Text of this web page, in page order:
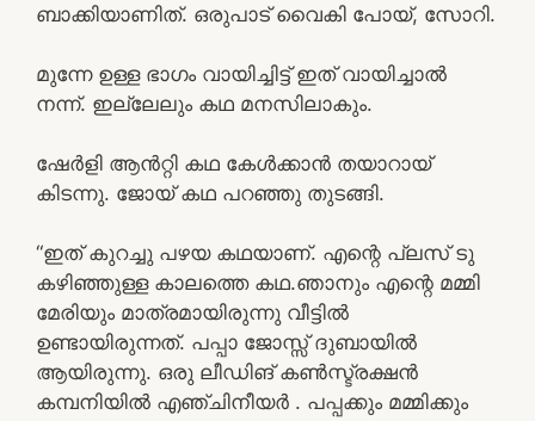
ബാക്കിയാണിത്. ഒരുപാട് വൈകി പോയ്, സോറി.
മുന്നേ ഉള്ള ഭാഗം വായിച്ചിട്ട് ഇത് വായിച്ചാൽ
നന്ന്. ഇല്ലേലും കഥ മനസിലാകും.
ഷേർളി ആൻറ്റി കഥ കേൾക്കാൻ തയാറായ്
കിടന്നു. ജോയ് കഥ പറഞ്ഞു തുടങ്ങി.
“ഇത് കുറച്ചു പഴയ കഥയാണ്. എന്റെ പ്ലസ് ടു
കഴിഞ്ഞുള്ള കാലത്തെ കഥ.ഞാനും എന്റെ മമ്മി
മേരിയും മാത്രമായിരുന്നു വീട്ടിൽ
ഉണ്ടായിരുന്നത്. പപ്പാ ജോസ്സ് ദുബായിൽ
ആയിരുന്നു. ഒരു ലീഡിങ് കൺസ്ട്രക്ഷൻ
കമ്പനിയിൽ എഞ്ചിനീയർ . പപ്പക്കും മമ്മിക്കും